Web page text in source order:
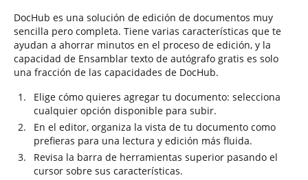
DocHub es una solución de edición de documentos muy
sencilla pero completa. Tiene varias características que te
ayudan a ahorrar minutos en el proceso de edición, y la
capacidad de Ensamblar texto de autógrafo gratis es solo
una fracción de las capacidades de DocHub.
Elige cómo quieres agregar tu documento: selecciona
cualquier opción disponible para subir.
En el editor, organiza la vista de tu documento como
prefieras para una lectura y edición más fluida.
Revisa la barra de herramientas superior pasando el
cursor sobre sus características.